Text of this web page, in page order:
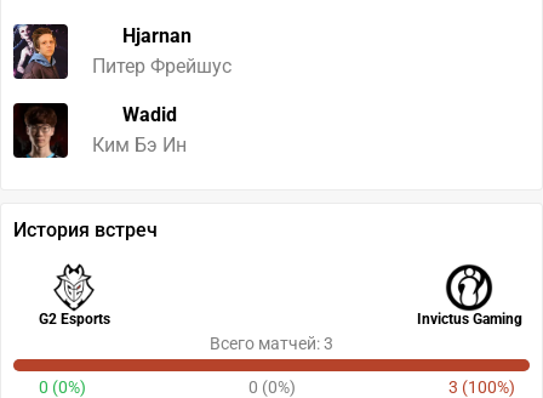
Hjarnan
Питер Фрейшус
Wadid
Ким Бэ Ин
История встреч
G2 Esports Invictus Gaming
Всего матчей: 3
0 (0%) 0 (0%) 3 (100%)